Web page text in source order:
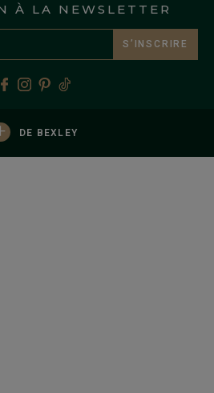
À LA NEWSLETTER
S’INSCRIRE
DE BEXLEY